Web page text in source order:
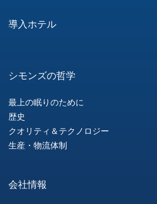
導入ホテル
シモンズの哲学
最上の眠りのために
歴史
クオリティ＆テクノロジー
生産・物流体制
会社情報